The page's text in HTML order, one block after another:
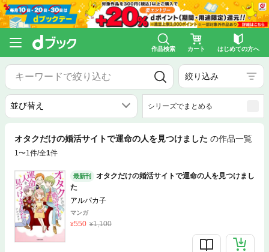
作品検索 カート はじめての方へ
絞り込み
シリーズでまとめる
オタクだけの婚活サイトで運命の人を見つけました の作品一覧
1〜1件/全1件
最新刊
オタクだけの婚活サイトで運命の人を見つけまし
た
アルパカ子
マンガ
550 1,100